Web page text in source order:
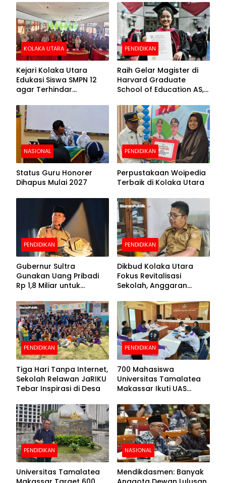
Beralas Tanah dan
Dinding Bolong-bolong
Puncak Hari
Bhayangkara ke-80
KOLAKA UTARA
Kejari Kolaka Utara
Edukasi Siswa SMPN 12
agar Terhindar
PENDIDIKAN
Raih Gelar Magister di
Harvard Graduate
School of Education AS,
Foto Putrinya Perlihatkan
Ijazah
NASIONAL
Status Guru Honorer
Dihapus Mulai 2027
PENDIDIKAN
Perpustakaan Woipedia
Terbaik di Kolaka Utara
PENDIDIKAN
Gubernur Sultra
Gunakan Uang Pribadi
Rp 1,8 Miliar untuk
Pendaftaran Segera
Dibuka
PENDIDIKAN
Dikbud Kolaka Utara
Fokus Revitalisasi
Sekolah, Anggaran
Miliar
PENDIDIKAN
Tiga Hari Tanpa Internet,
Sekolah Relawan JaRIKU
Tebar Inspirasi di Desa
PENDIDIKAN
700 Mahasiswa
Universitas Tamalatea
Makassar Ikuti UAS
PENDIDIKAN
Universitas Tamalatea
NASIONAL
Mendikdasmen: Banyak